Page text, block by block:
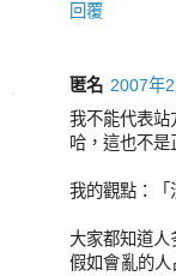
回覆
匿名 2007年
我不能代表站
哈，這也不是
我的觀點：「
大家都知道人
假如會亂的